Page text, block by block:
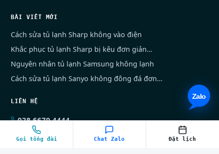
BÀI VIẾT MỚI
Cách sửa tủ lạnh Sharp không vào điện
Khắc phục tủ lạnh Sharp bị kêu đơn giản…
Nguyên nhân tủ lạnh Samsung không lạnh
Cách sửa tủ lạnh Sanyo không đông đá đơn…
LIÊN HỆ
028.6670.4444
028.7300.0204
Gọi tổng đài Chat Zalo Đặt lịch